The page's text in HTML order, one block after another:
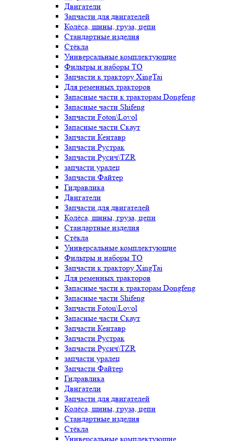
Двигатели
Запчасти для двигателей
Колёса, шины, груза, цепи
Стандартные изделия
Стёкла
Универсальные комплектующие
Фильтры и наборы ТО
Запчасти к трактору XingTai
Для ременных тракторов
Запасные части к тракторам Dongfeng
Запасные части Shifeng
Запчасти Foton\Lovol
Запасные части Скаут
Запчасти Кентавр
Запчасти Рустрак
Запчасти Русич\TZR
запчасти уралец
Запчасти Файтер
Гидравлика
Двигатели
Запчасти для двигателей
Колёса, шины, груза, цепи
Стандартные изделия
Стёкла
Универсальные комплектующие
Фильтры и наборы ТО
Запчасти к трактору XingTai
Для ременных тракторов
Запасные части к тракторам Dongfeng
Запасные части Shifeng
Запчасти Foton\Lovol
Запасные части Скаут
Запчасти Кентавр
Запчасти Рустрак
Запчасти Русич\TZR
запчасти уралец
Запчасти Файтер
Гидравлика
Двигатели
Запчасти для двигателей
Колёса, шины, груза, цепи
Стандартные изделия
Стёкла
Универсальные комплектующие